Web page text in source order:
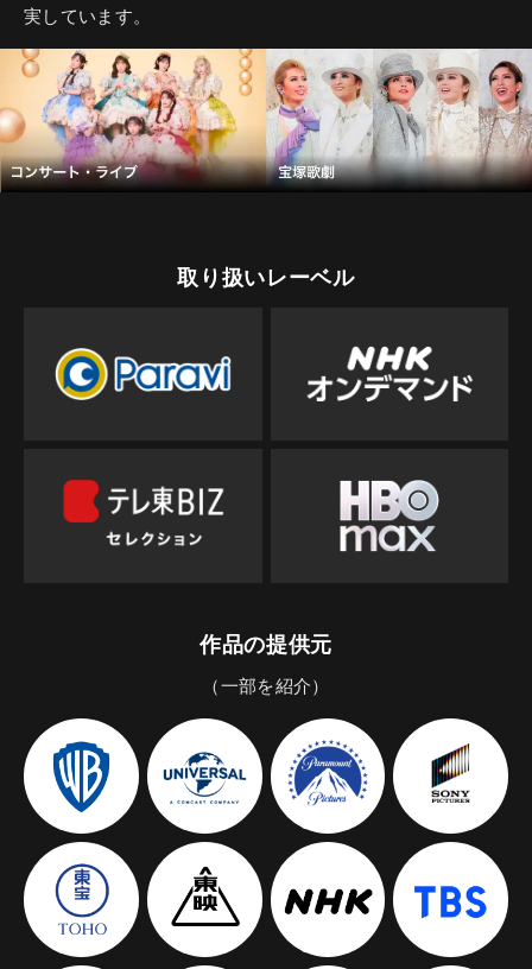
実しています。
取り扱いレーベル
作品の提供元
（一部を紹介）